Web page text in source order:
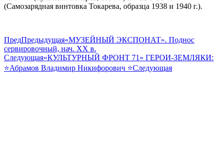
(Самозарядная винтовка Токарева, образца 1938 и 1940 г.).
ПредПредыдущая«МУЗЕЙНЫЙ ЭКСПОНАТ». Поднос
сервировочный, нач. XX в.
Следующая«КУЛЬТУРНЫЙ ФРОНТ 71» ГЕРОИ-ЗЕМЛЯКИ:
⭐Абрамов Владимир Никифорович ⭐Следующая